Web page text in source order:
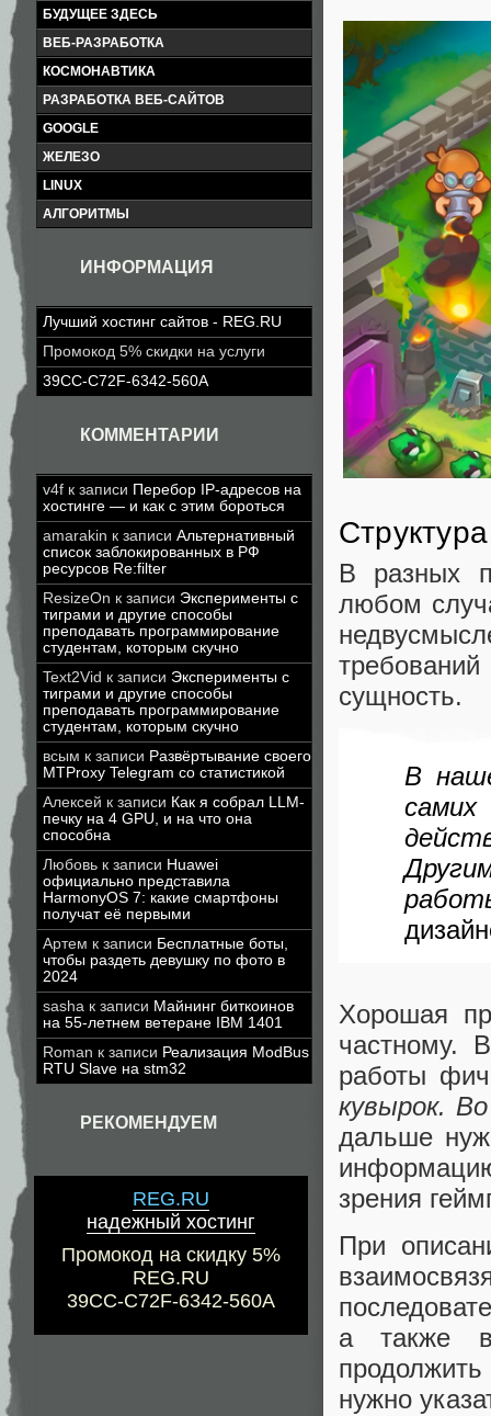
БУДУЩЕЕ ЗДЕСЬ
ВЕБ-РАЗРАБОТКА
КОСМОНАВТИКА
РАЗРАБОТКА ВЕБ-САЙТОВ
GOOGLE
ЖЕЛЕЗО
LINUX
АЛГОРИТМЫ
ИНФОРМАЦИЯ
Лучший хостинг сайтов - REG.RU
Промокод 5% скидки на услуги
39CC-C72F-6342-560A
КОММЕНТАРИИ
v4f к записи Перебор IP-адресов на
хостинге — и как с этим бороться
amarakin к записи Альтернативный
список заблокированных в РФ
ресурсов Re:filter
ResizeOn к записи Эксперименты с
тиграми и другие способы
преподавать программирование
студентам, которым скучно
Text2Vid к записи Эксперименты с
тиграми и другие способы
преподавать программирование
студентам, которым скучно
всым к записи Развёртывание своего
MTProxy Telegram со статистикой
Алексей к записи Как я собрал LLM-
печку на 4 GPU, и на что она
способна
Любовь к записи Huawei
официально представила
HarmonyOS 7: какие смартфоны
получат её первыми
Артем к записи Бесплатные боты,
чтобы раздеть девушку по фото в
2024
sasha к записи Майнинг биткоинов
на 55-летнем ветеране IBM 1401
Roman к записи Реализация ModBus
RTU Slave на stm32
РЕКОМЕНДУЕМ
REG.RU
надежный хостинг
Промокод на скидку 5%
REG.RU
39CC-C72F-6342-560A
В разных
любом
сущность.
В
Хорошая
частному.
работы
кувырок.
дальше
зрения
При
а также
нужно